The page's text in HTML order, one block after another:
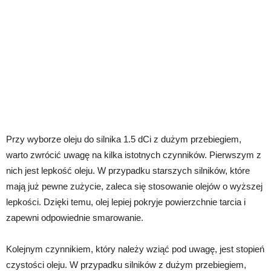
Przy wyborze oleju do silnika 1.5 dCi z dużym przebiegiem,
warto zwrócić uwagę na kilka istotnych czynników. Pierwszym z
nich jest lepkość oleju. W przypadku starszych silników, które
mają już pewne zużycie, zaleca się stosowanie olejów o wyższej
lepkości. Dzięki temu, olej lepiej pokryje powierzchnie tarcia i
zapewni odpowiednie smarowanie.
Kolejnym czynnikiem, który należy wziąć pod uwagę, jest stopień
czystości oleju. W przypadku silników z dużym przebiegiem,